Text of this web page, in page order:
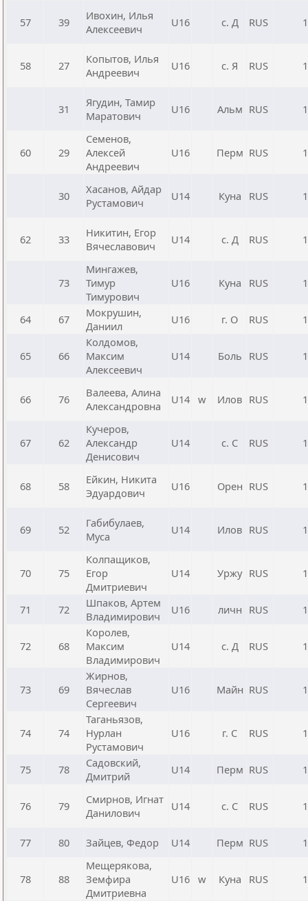
57 39
Ивохин, Илья
Алексеевич
U16 с. Д RUS
58 27
Копытов, Илья
Андреевич
U16 с. Я RUS
31
Ягудин, Тамир
Маратович
U16 Альм RUS
60 29
Семенов,
Алексей
Андреевич
U16 Перм RUS
30
Хасанов, Айдар
Рустамович
U14 Куна RUS
62 33
Никитин, Егор
Вячеславович
U14 с. Д RUS
73
Мингажев,
Тимур
Тимурович
U16 Куна RUS
64 67
Мокрушин,
Даниил
U16 г. О RUS
65 66
Колдомов,
Максим
Алексеевич
U14 Боль RUS
66 76
Валеева, Алина
Александровна
U14 w Илов RUS
67 62
Кучеров,
Александр
Денисович
U14 с. С RUS
68 58
Ейкин, Никита
Эдуардович
U16 Орен RUS
69 52
Габибулаев,
Муса
U14 Илов RUS
70 75
Колпащиков,
Егор
Дмитриевич
U14 Уржу RUS
71 72
Шпаков, Артем
Владимирович
U16 личн RUS
72 68
Королев,
Максим
Владимирович
U14 с. Д RUS
73 69
Жирнов,
Вячеслав
Сергеевич
U16 Майн RUS
74 74
Таганьязов,
Нурлан
Рустамович
U16 г. С RUS
75 78
Садовский,
Дмитрий
U14 Перм RUS
76 79
Смирнов, Игнат
Данилович
U14 с. С RUS
77 80 Зайцев, Федор U14 Перм RUS
78 88
Мещерякова,
Земфира
Дмитриевна
U16 w Куна RUS